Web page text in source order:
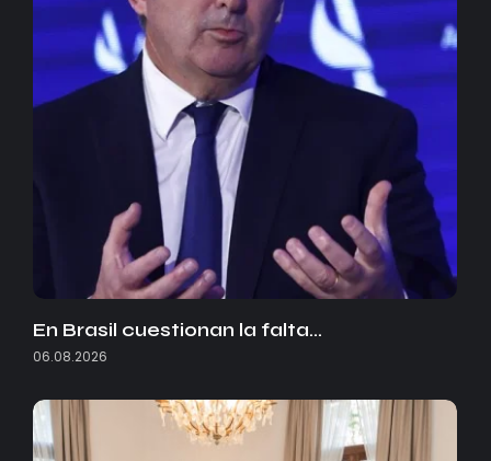
En Brasil cuestionan la falta…
06.08.2026